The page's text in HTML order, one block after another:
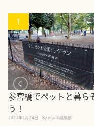
1
参宮橋でペットと暮ら
う！
2020年7月24日 By equall編集部